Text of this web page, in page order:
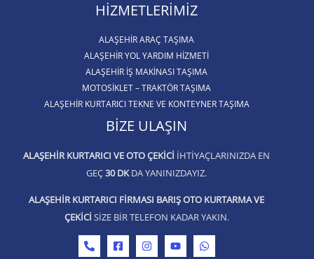
HIZMETLERIMIZ
ALAŞEHIR ARAÇ TAŞIMA
ALAŞEHİR YOL YARDIM HİZMETİ
ALAŞEHIR İŞ MAKINASI TAŞIMA
MOTOSIKLET – TRAKTÖR TAŞIMA
ALAŞEHIR KURTARICI TEKNE VE KONTEYNER TAŞIMA
BIZE ULAŞIN
ALAŞEHIR KURTARICI VE OTO ÇEKICI IHTIYAÇLARINIZDA EN
GEÇ30 DKDA YANINIZDAYIZ.
ALAŞEHIR KURTARICI FIRMASI BARIŞ OTO KURTARMA VE
ÇEKICI SIZE BIR TELEFON KADAR YAKIN.